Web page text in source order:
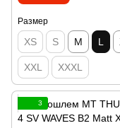
Размер
XS S M L
XXL XXXL
3